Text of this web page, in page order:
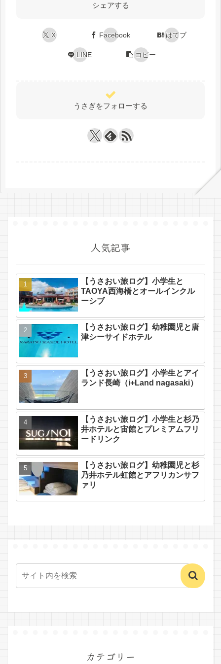
シェアする
X Facebook はてブ
LINE コピー
うさぎをフォローする
人気記事
【うさおい旅ログ】小学生と
TAOYA西海橋とオールインクル
ーシブ
【うさおい旅ログ】幼稚園児と唐
津シーサイドホテル
【うさおい旅ログ】小学生とアイ
ランド長崎（i+Land nagasaki）
【うさおい旅ログ】小学生と杉乃
井ホテルと宙館とプレミアムフリ
ードリンク
【うさおい旅ログ】幼稚園児と杉
乃井ホテル虹館とアフリカンサフ
ァリ
カテゴリー